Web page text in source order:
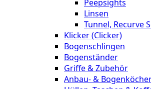
Peepsights
Linsen
Tunnel, Recurve
Klicker (Clicker)
Bogenschlingen
Bogenständer
Griffe & Zubehör
Anbau- &